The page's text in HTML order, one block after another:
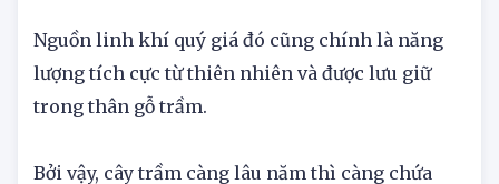
Nguồn linh khí quý giá đó cũng chính là năng
lượng tích cực từ thiên nhiên và được lưu giữ